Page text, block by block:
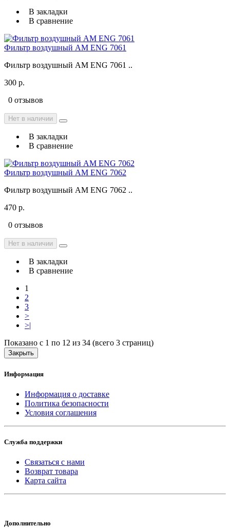
В закладки
В сравнение
Фильтр воздушный AM ENG 7061
Фильтр воздушный AM ENG 7061 ..
300 р.
0 отзывов
Нет в наличии
В закладки
В сравнение
Фильтр воздушный AM ENG 7062
Фильтр воздушный AM ENG 7062 ..
470 р.
0 отзывов
Нет в наличии
В закладки
В сравнение
1
2
3
>
>|
Показано с 1 по 12 из 34 (всего 3 страниц)
Закрыть
Информация
Информация о доставке
Политика безопасности
Условия соглашения
Служба поддержки
Связаться с нами
Возврат товара
Карта сайта
Дополнительно